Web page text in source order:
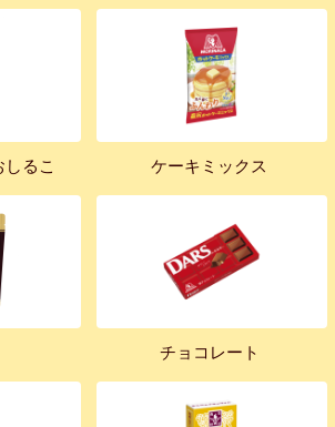
るこ ケーキミックス
チョコレート